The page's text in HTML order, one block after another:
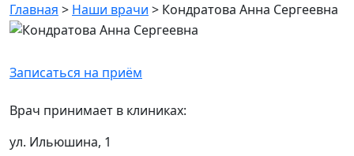
Главная > Наши врачи > Кондратова Анна Сергеевна
Записаться на приём
Врач принимает в клиниках:
ул. Ильюшина, 1